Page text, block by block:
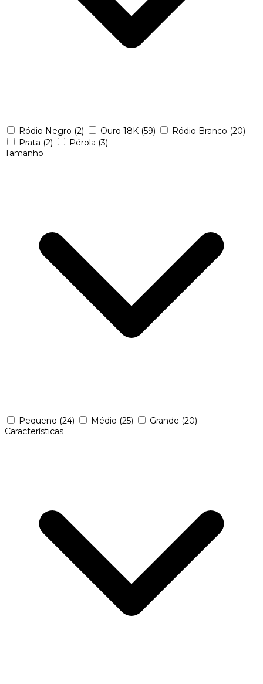
Ródio Negro (2) Ouro 18K (59) Ródio Branco (20)
Prata (2) Pérola (3)
Tamanho
Pequeno (24) Médio (25) Grande (20)
Características